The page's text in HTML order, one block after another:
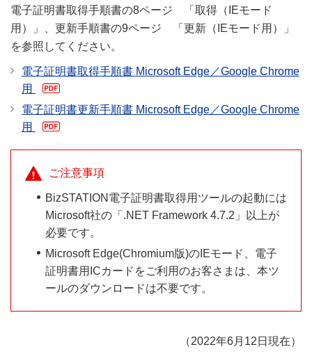
電子証明書取得手順書の8ページ 「取得（IEモード
用）」、更新手順書の9ページ 「更新（IEモード用）」
を参照してください。
電子証明書取得手順書 Microsoft Edge／Google Chrome
用
電子証明書更新手順書 Microsoft Edge／Google Chrome
用
ご注意事項
BizSTATION電子証明書取得用ツールの起動には
Microsoft社の「.NET Framework 4.7.2」以上が
必要です。
Microsoft Edge(Chromium版)のIEモード、電子
証明書用ICカードをご利用のお客さまは、本ツ
ールのダウンロードは不要です。
（2022年6月12日現在）